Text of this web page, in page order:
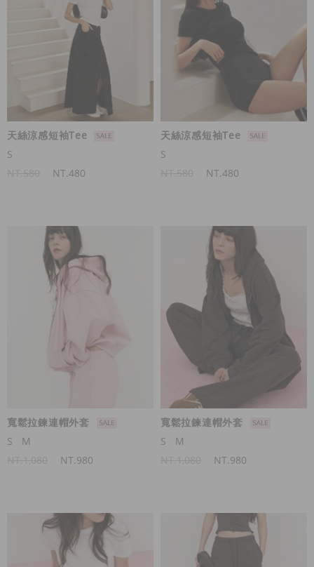
天絲涼感短袖Tee
S
NT.480
天絲涼感短袖Tee
S
NT.480
寬鬆拉鍊連帽外套
S
M
NT.980
寬鬆拉鍊連帽外套
S
M
NT.980